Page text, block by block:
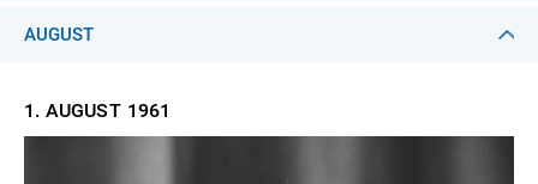
AUGUST
1. AUGUST 1961